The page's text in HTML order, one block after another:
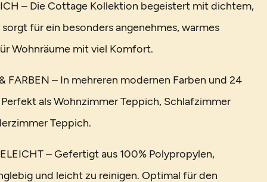
– Die Cottage Kollektion begeistert mit dichtem,
für ein besonders angenehmes, warmes
Wohnräume mit viel Komfort.
FARBEN – In mehreren modernen Farben und 24
als Wohnzimmer Teppich, Schlafzimmer
Teppich.
– Gefertigt aus 100% Polypropylen,
und leicht zu reinigen. Optimal für den